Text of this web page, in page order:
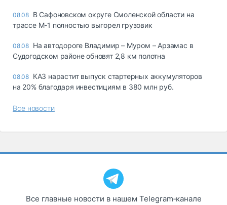
08.08 В Сафоновском округе Смоленской области на
трассе М-1 полностью выгорел грузовик
08.08 На автодороге Владимир – Муром – Арзамас в
Судогодском районе обновят 2,8 км полотна
08.08 КАЗ нарастит выпуск стартерных аккумуляторов
на 20% благодаря инвестициям в 380 млн руб.
Все новости
Все главные новости в нашем Telegram‑канале